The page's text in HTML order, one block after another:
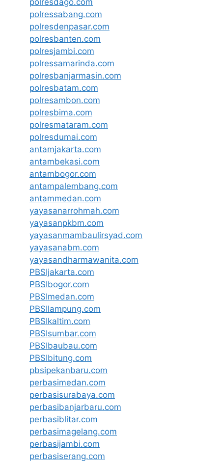
polresdago.com
polressabang.com
polresdenpasar.com
polresbanten.com
polresjambi.com
polressamarinda.com
polresbanjarmasin.com
polresbatam.com
polresambon.com
polresbima.com
polresmataram.com
polresdumai.com
antamjakarta.com
antambekasi.com
antambogor.com
antampalembang.com
antammedan.com
yayasanarrohmah.com
yayasanpkbm.com
yayasanmambaulirsyad.com
yayasanabm.com
yayasandharmawanita.com
PBSIjakarta.com
PBSIbogor.com
PBSImedan.com
PBSIlampung.com
PBSIkaltim.com
PBSIsumbar.com
PBSIbaubau.com
PBSIbitung.com
pbsipekanbaru.com
perbasimedan.com
perbasisurabaya.com
perbasibanjarbaru.com
perbasiblitar.com
perbasimagelang.com
perbasijambi.com
perbasiserang.com